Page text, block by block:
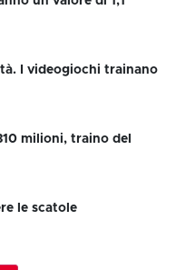
I videogiochi trainano
milioni, traino del
le scatole